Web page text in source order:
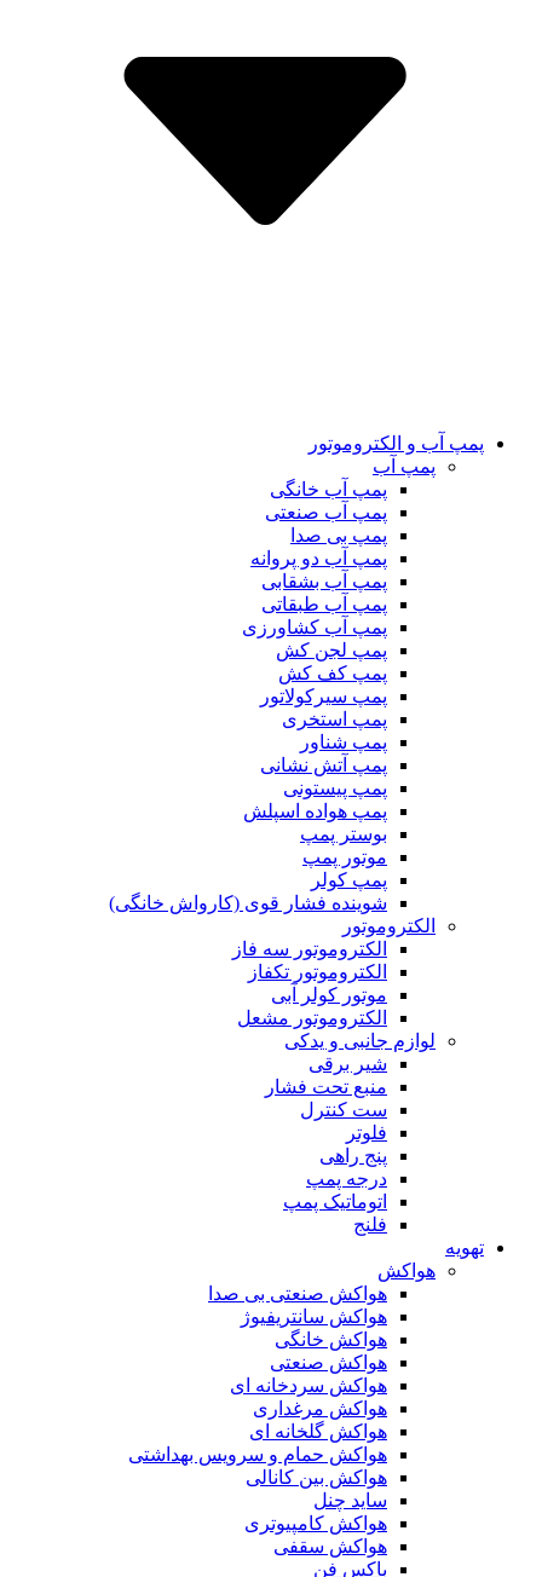
پمپ آب و الکتروموتور
پمپ آب
پمپ آب خانگی
پمپ آب صنعتی
پمپ بی صدا
پمپ آب دو پروانه
پمپ آب بشقابی
پمپ آب طبقاتی
پمپ آب کشاورزی
پمپ لجن کش
پمپ کف کش
پمپ سیرکولاتور
پمپ استخری
پمپ شناور
پمپ آتش نشانی
پمپ پیستونی
پمپ هواده اسپلش
بوستر پمپ
موتور پمپ
پمپ کولر
شوینده فشار قوی (کارواش خانگی)
الکتروموتور
الکتروموتور سه فاز
الکتروموتور تکفاز
موتور کولر آبی
الکتروموتور مشعل
لوازم جانبی و یدکی
شیر برقی
منبع تحت فشار
ست کنترل
فلوتر
پنج راهی
درجه پمپ
اتوماتیک پمپ
فلنج
تهویه
هواکش
هواکش صنعتی بی صدا
هواکش سانتریفیوژ
هواکش خانگی
هواکش صنعتی
هواکش سردخانه ای
هواکش مرغداری
هواکش گلخانه ای
هواکش حمام و سرویس بهداشتی
هواکش بین کانالی
ساید چنل
هواکش کامپیوتری
هواکش سقفی
باکس فن